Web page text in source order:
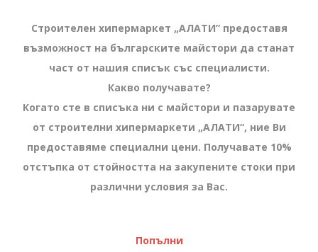
Строителен хипермаркет „АЛАТИ” предоставя
възможност на българските майстори да станат
част от нашия списък със специалисти.
Какво получавате?
Когато сте в списъка ни с майстори и пазарувате
от строителни хипермаркети „АЛАТИ“, ние Ви
предоставяме специални цени. Получавате 10%
отстъпка от стойността на закупените стоки при
различни условия за Вас.
Попълни